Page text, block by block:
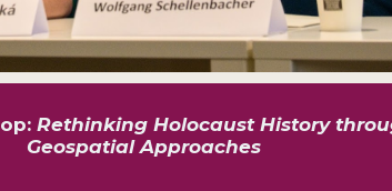
Rethinking Holocaust History
Geospatial Approaches